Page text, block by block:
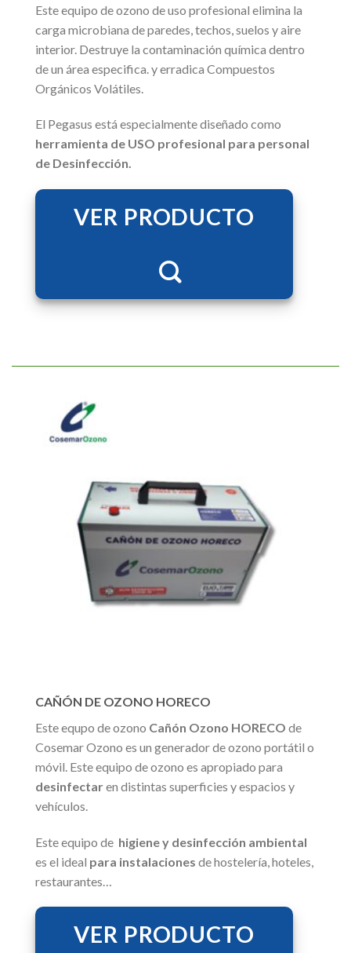
Este equipo de ozono de uso profesional elimina la
carga microbiana de paredes, techos, suelos y aire
interior. Destruye la contaminación química dentro
de un área especifica. y erradica Compuestos
Orgánicos Volátiles.
El Pegasus está especialmente diseñado como
herramienta de USO profesional para personal
de Desinfección.
VER PRODUCTO
CAÑÓN DE OZONO HORECO
Este equpo de ozono Cañón Ozono HORECO de
Cosemar Ozono es un generador de ozono portátil o
móvil. Este equipo de ozono es apropiado para
desinfectaren distintas superficies y espacios y
vehículos.
Este equipo de higiene y desinfección ambiental
es el ideal para instalaciones de hostelería, hoteles,
restaurantes…
VER PRODUCTO